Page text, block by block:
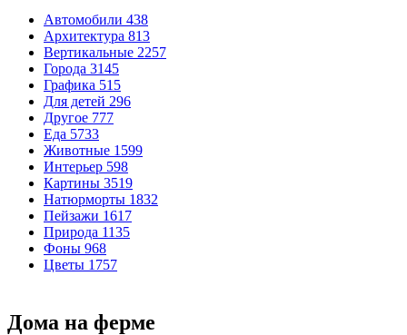
Автомобили 438
Архитектура 813
Вертикальные 2257
Города 3145
Графика 515
Для детей 296
Другое 777
Еда 5733
Животные 1599
Интерьер 598
Картины 3519
Натюрморты 1832
Пейзажи 1617
Природа 1135
Фоны 968
Цветы 1757
Дома на ферме